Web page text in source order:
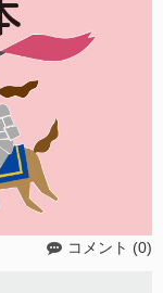
コメント (0)